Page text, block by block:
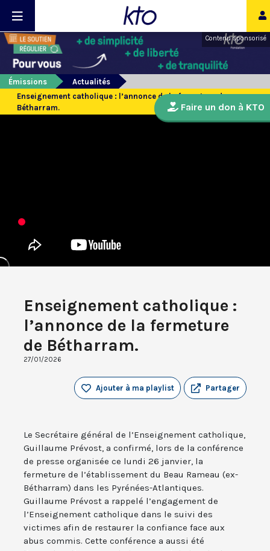
Contenu sponsorisé
Émissions
Actualités
Enseignement catholique : l’annonce de la fermeture de
Bétharram.
Enseignement catholique :
l’annonce de la fermeture
de Bétharram.
27/01/2026
Partager
Ajouter à ma playlist
Le Secrétaire général de l’Enseignement catholique,
Guillaume Prévost, a confirmé, lors de la conférence
de presse organisée ce lundi 26 janvier, la
fermeture de l’établissement du Beau Rameau (ex-
Bétharram) dans les Pyrénées-Atlantiques.
Guillaume Prévost a rappelé l’engagement de
l’Enseignement catholique dans le suivi des
victimes afin de restaurer la confiance face aux
abus commis. Cette conférence a aussi été
Faire un don à KTO